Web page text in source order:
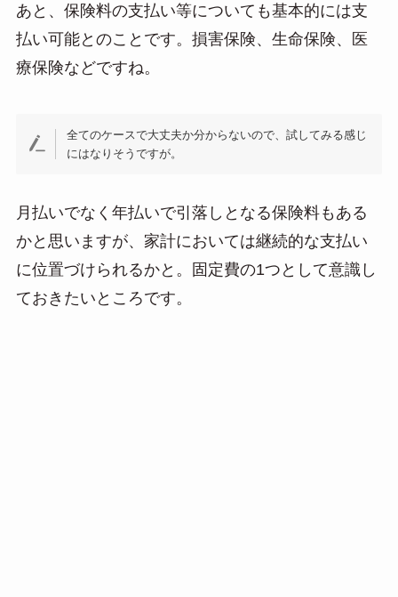
あと、保険料の支払い等についても基本的には支
払い可能とのことです。損害保険、生命保険、医
療保険などですね。
全てのケースで大丈夫か分からないので、試してみる感じ
にはなりそうですが。
月払いでなく年払いで引落しとなる保険料もある
かと思いますが、家計においては継続的な支払い
に位置づけられるかと。固定費の1つとして意識し
ておきたいところです。